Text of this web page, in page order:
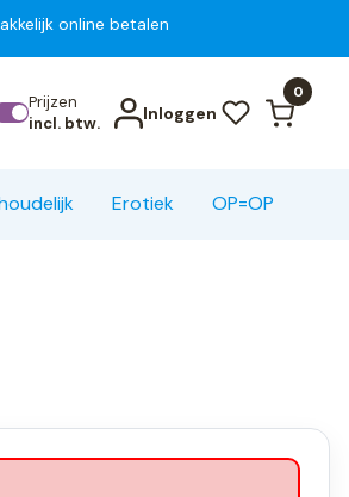
online betalen
Prijzen
incl. btw.
Inloggen
0
Erotiek OP=OP
Bekijk alle resultaten